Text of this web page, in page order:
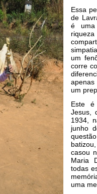
Essa
de
é uma
um
corre
um
Este é
Jesus,
1934,
junho
casou
Maria
todas
uma